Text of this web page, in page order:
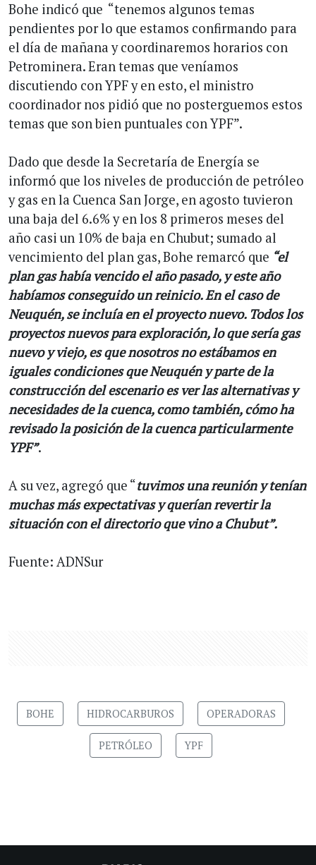
Bohe indicó que “tenemos algunos temas
pendientes por lo que estamos confirmando para
el día de mañana y coordinaremos horarios con
Petrominera. Eran temas que veníamos
discutiendo con YPF y en esto, el ministro
coordinador nos pidió que no posterguemos estos
temas que son bien puntuales con YPF”.
Dado que desde la Secretaría de Energía se
informó que los niveles de producción de petróleo
y gas en la Cuenca San Jorge, en agosto tuvieron
una baja del 6.6% y en los 8 primeros meses del
año casi un 10% de baja en Chubut; sumado al
vencimiento del plan gas, Bohe remarcó que “el
plan gas había vencido el año pasado, y este año
habíamos conseguido un reinicio. En el caso de
Neuquén, se incluía en el proyecto nuevo. Todos los
proyectos nuevos para exploración, lo que sería gas
nuevo y viejo, es que nosotros no estábamos en
iguales condiciones que Neuquén y parte de la
construcción del escenario es ver las alternativas y
necesidades de la cuenca, como también, cómo ha
revisado la posición de la cuenca particularmente
YPF”.
A su vez, agregó que “tuvimos una reunión y tenían
muchas más expectativas y querían revertir la
situación con el directorio que vino a Chubut”.
Fuente: ADNSur
BOHE HIDROCARBUROS OPERADORAS
PETRÓLEO YPF